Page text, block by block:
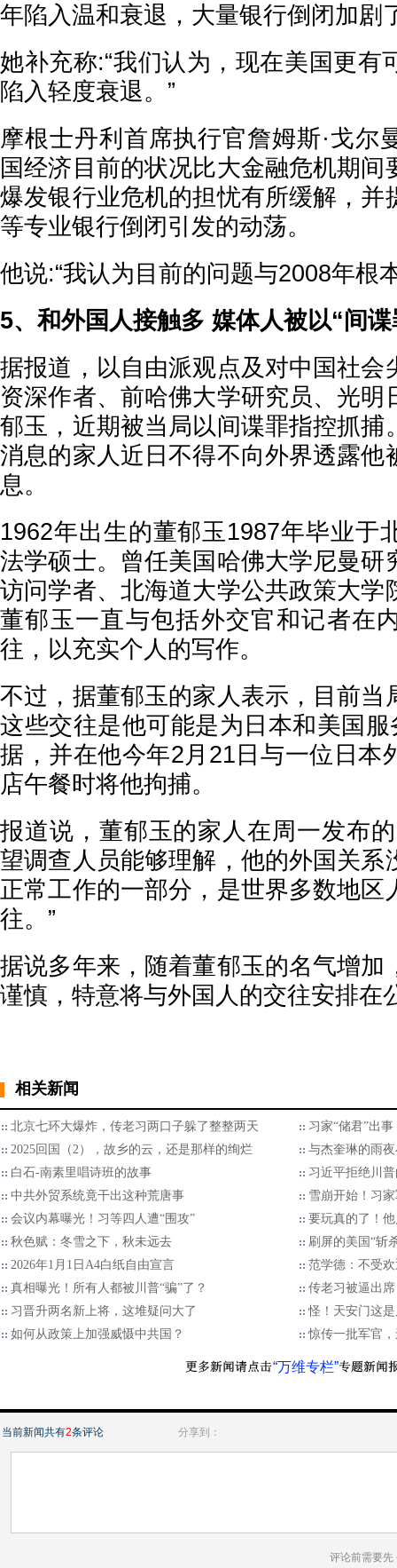
年陷入温和衰退，大量银行倒闭加剧
她补充称:“我们认为，现在美国更有
陷入轻度衰退。”
摩根士丹利首席执行官詹姆斯·戈尔
国经济目前的状况比大金融危机期间
爆发银行业危机的担忧有所缓解，并
等专业银行倒闭引发的动荡。
他说:“我认为目前的问题与2008年根
5、和外国人接触多 媒体人被以“间
据报道，以自由派观点及对中国社会
资深作者、前哈佛大学研究员、光明
郁玉，近期被当局以间谍罪指控抓捕
消息的家人近日不得不向外界透露他
息。
1962年出生的董郁玉1987年毕业于
法学硕士。曾任美国哈佛大学尼曼研
访问学者、北海道大学公共政策大学
董郁玉一直与包括外交官和记者在
往，以充实个人的写作。
不过，据董郁玉的家人表示，目前当
这些交往是他可能是为日本和美国服
据，并在他今年2月21日与一位日本
店午餐时将他拘捕。
报道说，董郁玉的家人在周一发布
望调查人员能够理解，他的外国关系
正常工作的一部分，是世界多数地区
往。”
据说多年来，随着董郁玉的名气增加
谨慎，特意将与外国人的交往安排在
相关新闻
北京七环大爆炸，传老习两口子躲了整整两天
习家“储君”出
2025回国（2），故乡的云，还是那样的绚烂
与杰奎琳的雨
白石-南素里唱诗班的故事
习近平拒绝川普
中共外贸系统竟干出这种荒唐事
雪崩开始！习
会议内幕曝光！习等四人遭“围攻”
要玩真的了！
秋色赋：冬雪之下，秋未远去
刷屏的美国“斩
2026年1月1日A4白纸自由宣言
范学德：不受
真相曝光！所有人都被川普“骗”了？
传老习被逼出
习晋升两名新上将，这堆疑问大了
怪！天安门这
如何从政策上加强威慑中共国？
惊传一批军官
“万维专栏”
当前新闻共有2条评论 分享到：
评论前需要先